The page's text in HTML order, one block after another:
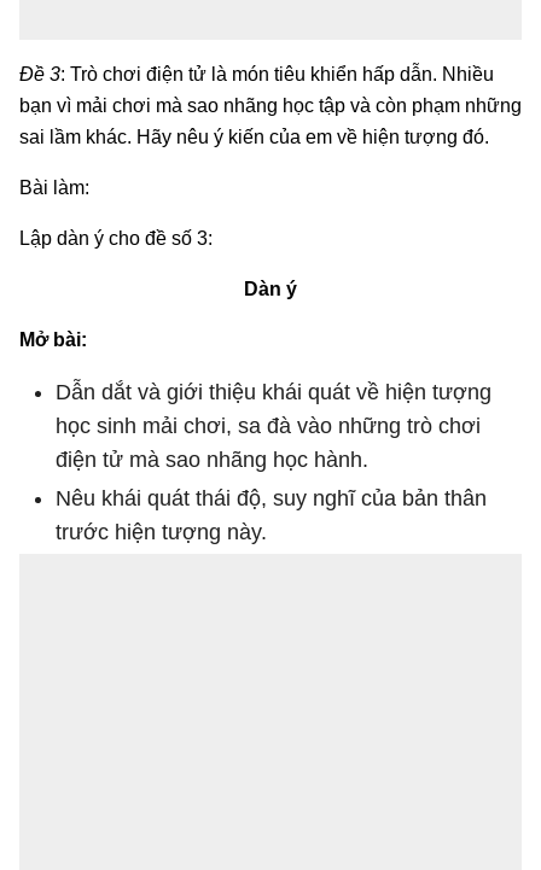
Đề 3: Trò chơi điện tử là món tiêu khiển hấp dẫn. Nhiều
bạn vì mải chơi mà sao nhãng học tập và còn phạm những
sai lầm khác. Hãy nêu ý kiến của em về hiện tượng đó.
Bài làm:
Lập dàn ý cho đề số 3:
Dàn ý
Mở bài:
Dẫn dắt và giới thiệu khái quát về hiện tượng
học sinh mải chơi, sa đà vào những trò chơi
điện tử mà sao nhãng học hành.
Nêu khái quát thái độ, suy nghĩ của bản thân
trước hiện tượng này.